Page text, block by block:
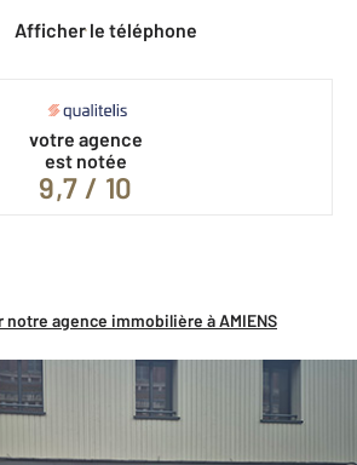
Afficher le téléphone
votre agence
est notée
9,7 / 10
notre agence immobilière à AMIENS